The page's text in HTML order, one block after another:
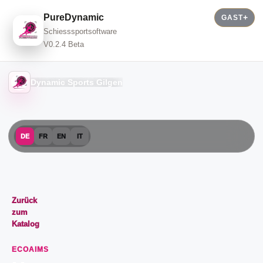
PureDynamic
Schiesssportsoftware
V0.2.4 Beta
GAST
Dynamic Sports Gilgen
DE FR EN IT
Zurück
zum
Katalog
ECOAIMS